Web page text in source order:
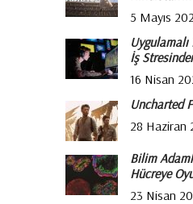
5 Mayıs
İş
16 Nisan
Uncharted
28 Haziran
Bilim
Hücreye
23 Nisan